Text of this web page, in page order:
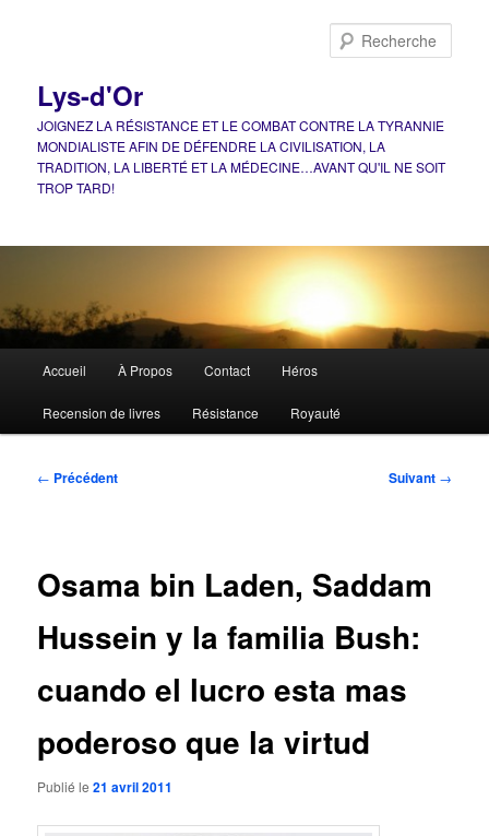
Lys-d'Or
JOIGNEZ LA RÉSISTANCE ET LE COMBAT CONTRE LA TYRANNIE
MONDIALISTE AFIN DE DÉFENDRE LA CIVILISATION, LA
TRADITION, LA LIBERTÉ ET LA MÉDECINE…AVANT QU'IL NE SOIT
TROP TARD!
principal
Accueil À Propos Contact Héros
Recension de livres Résistance Royauté
Navigation
← Précédent Suivant →
Osama bin Laden, Saddam
Hussein y la familia Bush:
cuando el lucro esta mas
poderoso que la virtud
Publié le21 avril 2011